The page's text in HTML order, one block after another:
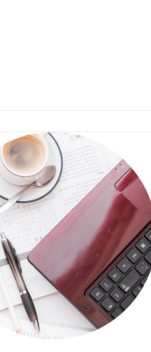
Смотреть проект